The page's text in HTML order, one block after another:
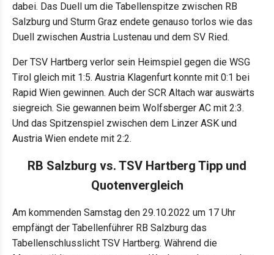
dabei. Das Duell um die Tabellenspitze zwischen RB
Salzburg und Sturm Graz endete genauso torlos wie das
Duell zwischen Austria Lustenau und dem SV Ried.
Der TSV Hartberg verlor sein Heimspiel gegen die WSG
Tirol gleich mit 1:5. Austria Klagenfurt konnte mit 0:1 bei
Rapid Wien gewinnen. Auch der SCR Altach war auswärts
siegreich. Sie gewannen beim Wolfsberger AC mit 2:3.
Und das Spitzenspiel zwischen dem Linzer ASK und
Austria Wien endete mit 2:2.
RB Salzburg vs. TSV Hartberg Tipp und
Quotenvergleich
Am kommenden Samstag den 29.10.2022 um 17 Uhr
empfängt der Tabellenführer RB Salzburg das
Tabellenschlusslicht TSV Hartberg. Während die